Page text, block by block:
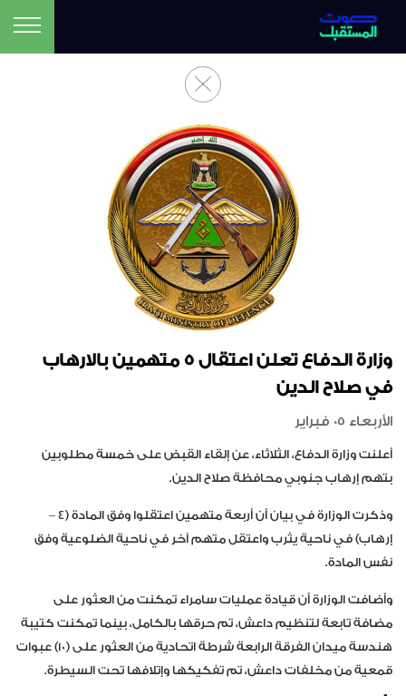
وزارة الدفاع تعلن اعتقال 5 متهمين بالارهاب
في صلاح الدين
الأربعاء 05 فبراير
أعلنت وزارة الدفاع، الثلاثاء، عن إلقاء القبض على خمسة مطلوبين
بتهم إرهاب جنوبي محافظة صلاح الدين.
وذكرت الوزارة في بيان أن أربعة متهمين اعتقلوا وفق المادة (4 –
إرهاب) في ناحية يثرب واعتقل متهم آخر في ناحية الضلوعية وفق
نفس المادة.
وأضافت الوزارة أن قيادة عمليات سامراء تمكنت من العثور على
مضافة تابعة لتنظيم داعش، تم حرقها بالكامل، بينما تمكنت كتيبة
هندسة ميدان الفرقة الرابعة شرطة اتحادية من العثور على (١٠) عبوات
قمعية من مخلفات داعش، تم تفكيكها وإتلافها تحت السيطرة.